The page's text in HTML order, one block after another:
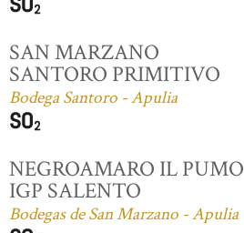
SAN MARZANO
SANTORO PRIMITIVO
Bodega Santoro - Apulia
NEGROAMARO IL PUMO
IGP SALENTO
Bodegas de San Marzano - Apulia